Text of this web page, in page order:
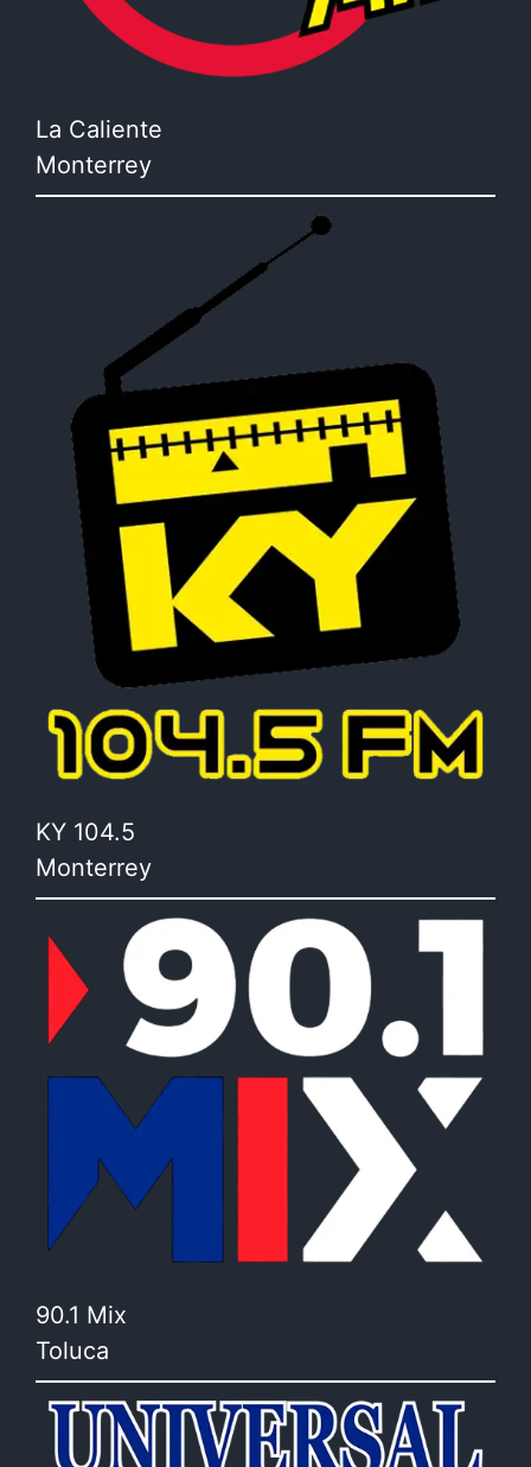
La Caliente
Monterrey
KY 104.5
Monterrey
90.1 Mix
Toluca